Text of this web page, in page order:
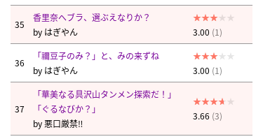
35
香里奈へブラ、選ぶえなりか？
by はぎやん 3.00 (1)
36
「禰豆子のみ？」と、みの来ずね
by はぎやん 3.00 (1)
37
「華美なる具沢山タンメン探索だ！」
「ぐるなびか？」
by悪口厳禁‼︎
3.66 (3)